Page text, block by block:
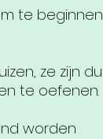
te beginnen
ze zijn
te oefenen.
worden